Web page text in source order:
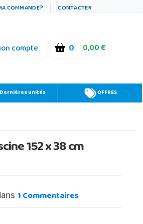
COMMANDE? CONTACTER
compte 0 0,00 €
Dernières unités OFFRES
152 x 38 cm
1Commentaires